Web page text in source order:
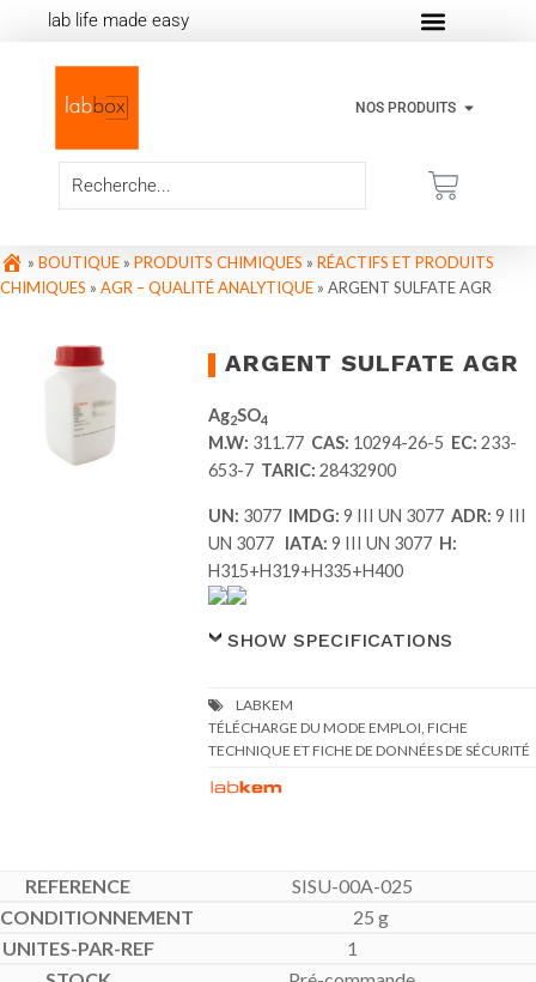
lab life made easy
NOS PRODUITS
» BOUTIQUE » PRODUITS CHIMIQUES » RÉACTIFS ET PRODUITS
CHIMIQUES » AGR – QUALITÉ ANALYTIQUE » ARGENT SULFATE AGR
ARGENT SULFATE AGR
Ag2SO4
M.W: 311.77 CAS: 10294-26-5 EC:233-
653-7 TARIC:28432900
UN: 3077 IMDG:9 III UN 3077ADR:9 III
UN 3077 IATA:9 III UN 3077 H:
H315+H319+H335+H400
SHOW SPECIFICATIONS
TÉLÉCHARGE DU MODE EMPLOI, FICHE
TECHNIQUE ET FICHE DE DONNÉES DE SÉCURITÉ
SISU-00A-025
25 g
1